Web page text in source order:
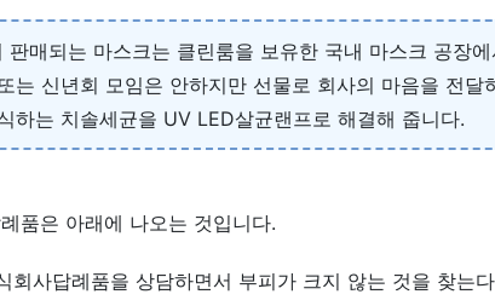
판매되는 마스크는 클린룸을 보유한 국내 마스크 공장
는 신년회 모임은 안하지만 선물로 회사의 마음을 전
하는 치솔세균을 UV LED살균랜프로 해결해 줍니다.
품은 아래에 나오는 것입니다.
회사답례품을 상담하면서 부피가 크지 않는 것을 찾는